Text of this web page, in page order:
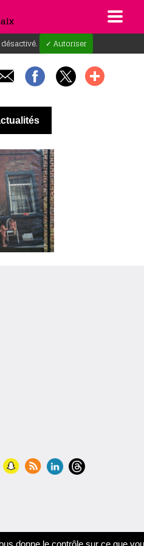
✓ Autoriser
Accessibilité
donne le contrôle sur ce que